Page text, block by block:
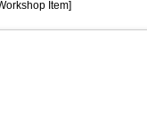
Item]